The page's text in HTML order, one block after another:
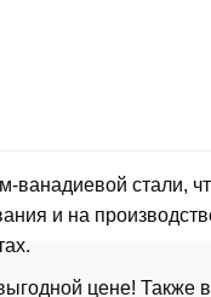
стали,
и на
цене! Также